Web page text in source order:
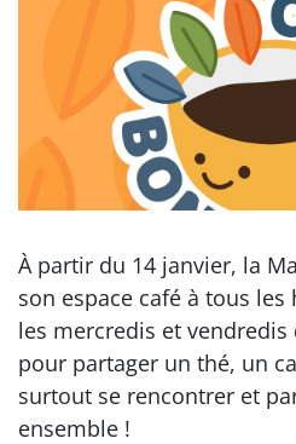
À partir du 14 janvier, la
son espace café à tous
les mercredis et vendredis
pour partager un thé, un
surtout se rencontrer et
ensemble !